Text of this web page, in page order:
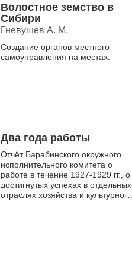
Волостное земство в
Сибири
Гневушев А. М.
Создание органов местного
самоуправления на местах.
Два года работы
Отчёт Барабинского окружного
исполнительного комитета о
работе в течение 1927-1929 гг., о
достигнутых успехах в отдельных
отраслях хозяйства и культурного